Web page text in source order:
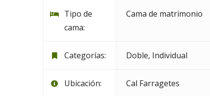
Tipo de
cama:
Cama de matrimonio
Categorías: Doble, Individual
Ubicación: Cal Farragetes